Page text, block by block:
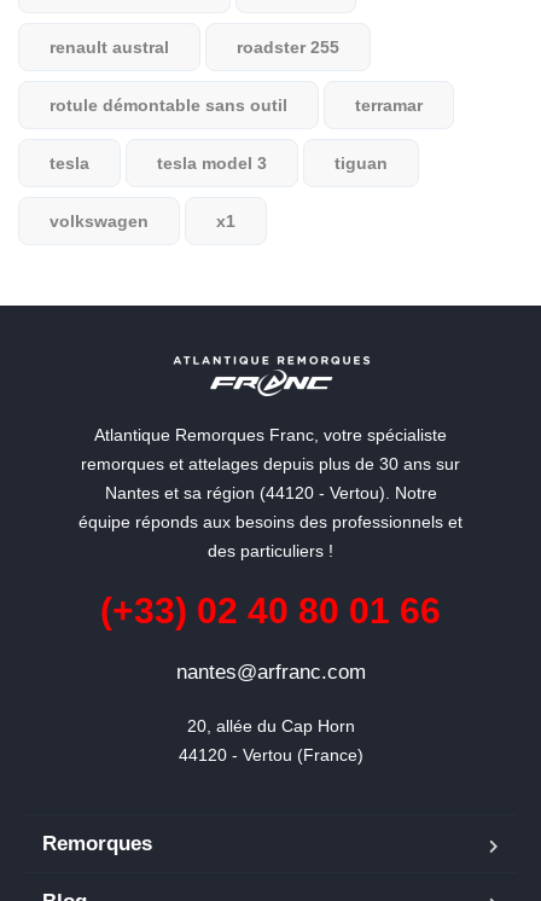
renault austral roadster 255
rotule démontable sans outil terramar
tesla tesla model 3 tiguan
volkswagen x1
Atlantique Remorques Franc, votre spécialiste
remorques et attelages depuis plus de 30 ans sur
Nantes et sa région (44120 - Vertou). Notre
équipe réponds aux besoins des professionnels et
des particuliers !
(+33) 02 40 80 01 66
nantes@arfranc.com
20, allée du Cap Horn
44120 - Vertou (France)
Remorques